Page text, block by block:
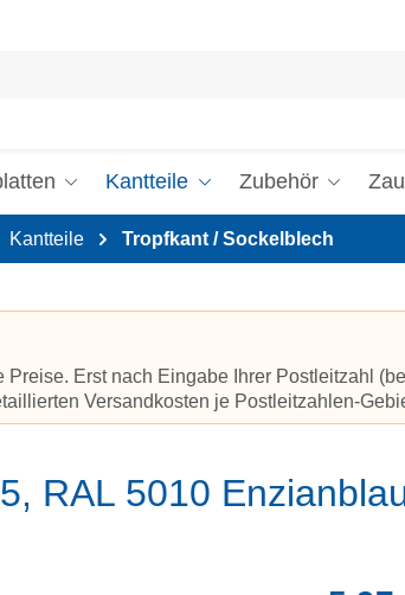
Kantteile Zubehör
Kantteile Tropfkant / Sockelblech
Erst nach Eingabe Ihrer Postleitzahl
Versandkosten je Postleitzahlen-
RAL 5010